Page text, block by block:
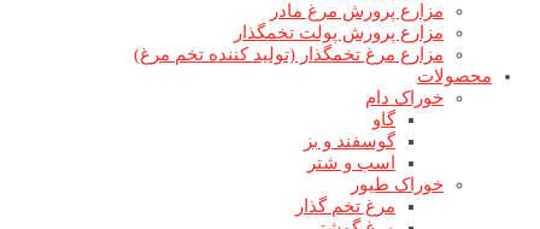
مزارع پرورش مرغ مادر
مزارع پرورش پولت تخمگذار
مزارع مرغ تخمگذار (تولید کننده تخم مرغ)
محصولات
خوراک دام
گاو
گوسفند و بز
اسب و شتر
خوراک طیور
مرغ تخم گذار